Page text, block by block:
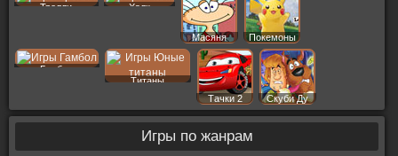
Тролли Халк
Масяня Покемоны
Гамбол
Титаны
Тачки 2
Скуби Ду
Игры по жанрам